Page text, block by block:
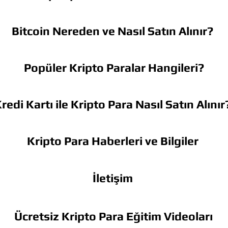
Bitcoin Nereden ve Nasıl Satın Alınır?
Popüler Kripto Paralar Hangileri?
Kartı ile Kripto Para Nasıl Satın
Kripto Para Haberleri ve Bilgiler
İletişim
Ücretsiz Kripto Para Eğitim Videoları